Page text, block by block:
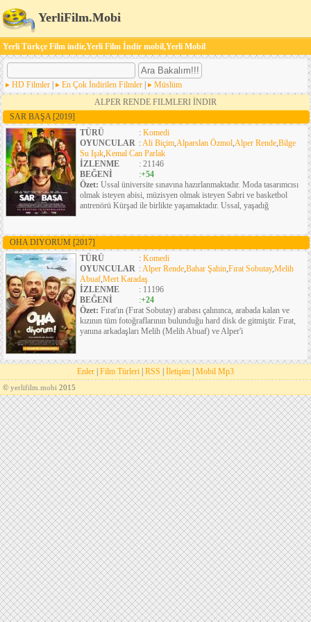
YerliFilm.Mobi
Yerli Türkçe Film indir,Yerli Film İndir mobil,Yerli Mobil
HD Filmler En Çok İndirilen Filmler
Müslüm
ALPER RENDE FILMLERI İNDIR
SAR BAŞA [2019]
TÜRÜ
: Komedi
OYUNCULAR :Ali Biçim,Alparslan Özmol,Alper Rende,Bilge
Su Işık,Kemal Can Parlak
İZLENME
: 21146
BEĞENİ
:+54
Özet: Ussal üniversite sınavına hazırlanmaktadır. Moda tasarımcısı
olmak isteyen abisi, müzisyen olmak isteyen Sabri ve basketbol
antrenörü Kürşad ile birlikte yaşamaktadır. Ussal, yaşadığ
OHA DIYORUM [2017]
TÜRÜ
: Komedi
OYUNCULAR :Alper Rende,Bahar Şahin,Fırat Sobutay,Melih
Abuaf,Mert Karadaş
İZLENME
: 11196
BEĞENİ
:+24
Özet: Fırat'ın (Fırat Sobutay) arabası çalınınca, arabada kalan ve
kızının tüm fotoğraflarının bulunduğu hard disk de gitmiştir. Fırat,
yanına arkadaşları Melih (Melih Abuaf) ve Alper'i
Enler Film Türleri RSS İletişim Mobil Mp3
© yerlifilm.mobi 2015